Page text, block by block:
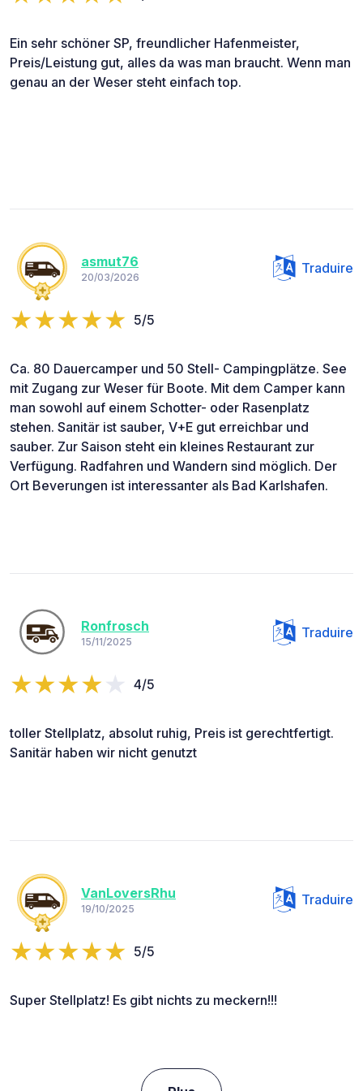
Ein sehr schöner SP, freundlicher Hafenmeister,
Preis/Leistung gut, alles da was man braucht. Wenn man
genau an der Weser steht einfach top.
asmut76
20/03/2026
Traduire
5/5
Ca. 80 Dauercamper und 50 Stell- Campingplätze. See
mit Zugang zur Weser für Boote. Mit dem Camper kann
man sowohl auf einem Schotter- oder Rasenplatz
stehen. Sanitär ist sauber, V+E gut erreichbar und
sauber. Zur Saison steht ein kleines Restaurant zur
Verfügung. Radfahren und Wandern sind möglich. Der
Ort Beverungen ist interessanter als Bad Karlshafen.
Ronfrosch
15/11/2025
Traduire
4/5
toller Stellplatz, absolut ruhig, Preis ist gerechtfertigt.
Sanitär haben wir nicht genutzt
VanLoversRhu
19/10/2025
Traduire
5/5
Super Stellplatz! Es gibt nichts zu meckern!!!